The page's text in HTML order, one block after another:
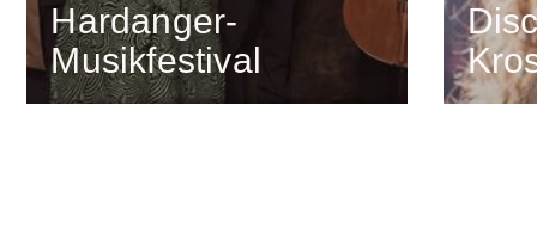
Hardanger-
Musikfestival